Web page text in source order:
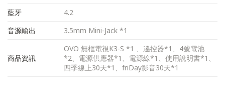
藍牙
4.2
音源輸出
3.5mm Mini-Jack *1
商品資訊
OVO 無框電視K3-S *1 、遙控器*1、4號電池
*2、電源供應器*1、電源線*1、使用說明書*1、
四季線上30天*1、friDay影音30天*1